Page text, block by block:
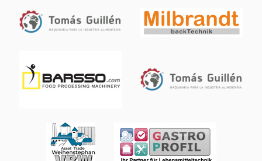
Prijevoz Motora
Prodaja Automobila
Proizvodi Od Tijesta
Prozor Profil
Prozor Proizvodnja